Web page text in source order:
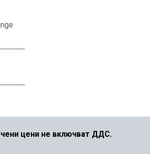
цени не включват ДДС.